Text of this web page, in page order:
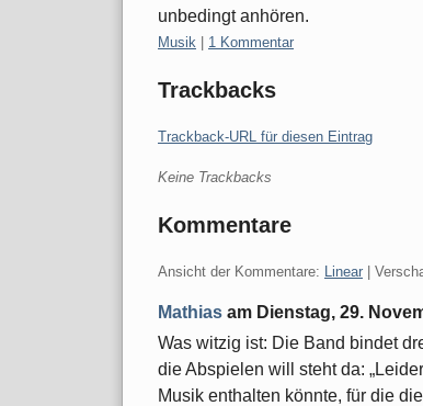
unbedingt anhören.
Kategorien:
Musik | 1 Kommentar
Trackbacks
Trackback-URL für diesen Eintrag
Keine Trackbacks
Kommentare
Ansicht der Kommentare: Linear |
Mathias am Dienstag, 29.
Was witzig ist: Die Band bindet
die Abspielen will steht da:
Musik enthalten könnte, für die